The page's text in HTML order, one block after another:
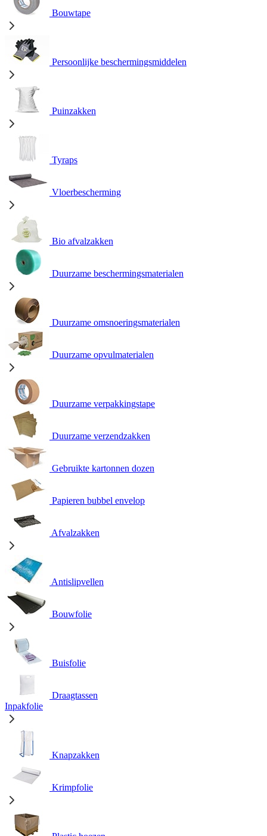
Bouwtape
Persoonlijke beschermingsmiddelen
Puinzakken
Tyraps
Vloerbescherming
Bio afvalzakken
Duurzame beschermingsmaterialen
Duurzame omsnoeringsmaterialen
Duurzame opvulmaterialen
Duurzame verpakkingstape
Duurzame verzendzakken
Gebruikte kartonnen dozen
Papieren bubbel envelop
Afvalzakken
Antislipvellen
Bouwfolie
Buisfolie
Draagtassen
Inpakfolie
Knapzakken
Krimpfolie